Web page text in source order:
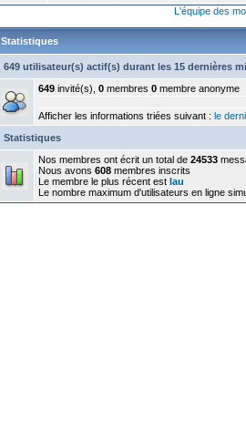
L'équipe des
Statistiques
649 utilisateur(s) actif(s) durant les 15 dernières
649 invité(s), 0 membres 0 membre anonyme
Afficher les informations triées suivant : le
Statistiques
Nos membres ont écrit un total de 24533
Nous avons 608 membres inscrits
Le membre le plus récent est lau
Le nombre maximum d'utilisateurs en ligne